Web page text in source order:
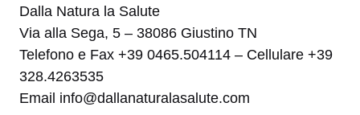
Dalla Natura la Salute
Via alla Sega, 5 – 38086 Giustino TN
Telefono e Fax +39 0465.504114 – Cellulare +39
328.4263535
Email info@dallanaturalasalute.com